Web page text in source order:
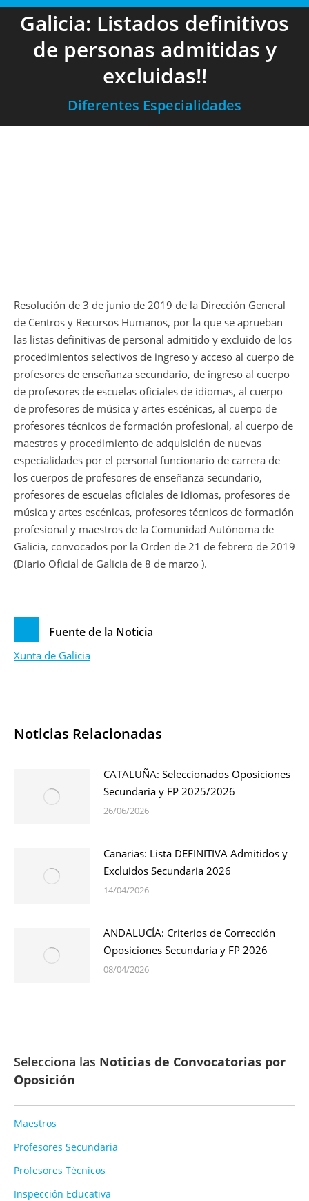
Galicia: Listados definitivos
de personas admitidas y
excluidas!!
Diferentes Especialidades
Resolución de 3 de junio de 2019 de la Dirección General
de Centros y Recursos Humanos, por la que se aprueban
las listas definitivas de personal admitido y excluido de los
procedimientos selectivos de ingreso y acceso al cuerpo de
profesores de enseñanza secundario, de ingreso al cuerpo
de profesores de escuelas oficiales de idiomas, al cuerpo
de profesores de música y artes escénicas, al cuerpo de
profesores técnicos de formación profesional, al cuerpo de
maestros y procedimiento de adquisición de nuevas
especialidades por el personal funcionario de carrera de
los cuerpos de profesores de enseñanza secundario,
profesores de escuelas oficiales de idiomas, profesores de
música y artes escénicas, profesores técnicos de formación
profesional y maestros de la Comunidad Autónoma de
Galicia, convocados por la Orden de 21 de febrero de 2019
(Diario Oficial de Galicia de 8 de marzo ).
Fuente de la Noticia
Xunta de Galicia
Noticias Relacionadas
CATALUÑA: Seleccionados Oposiciones
Secundaria y FP 2025/2026
26/06/2026
Canarias: Lista DEFINITIVA Admitidos y
Excluidos Secundaria 2026
14/04/2026
ANDALUCÍA: Criterios de Corrección
Oposiciones Secundaria y FP 2026
08/04/2026
Selecciona las Noticias de Convocatorias por
Oposición
Maestros
Profesores Secundaria
Profesores Técnicos
Inspección Educativa